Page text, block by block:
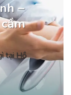
–
tại Hồ